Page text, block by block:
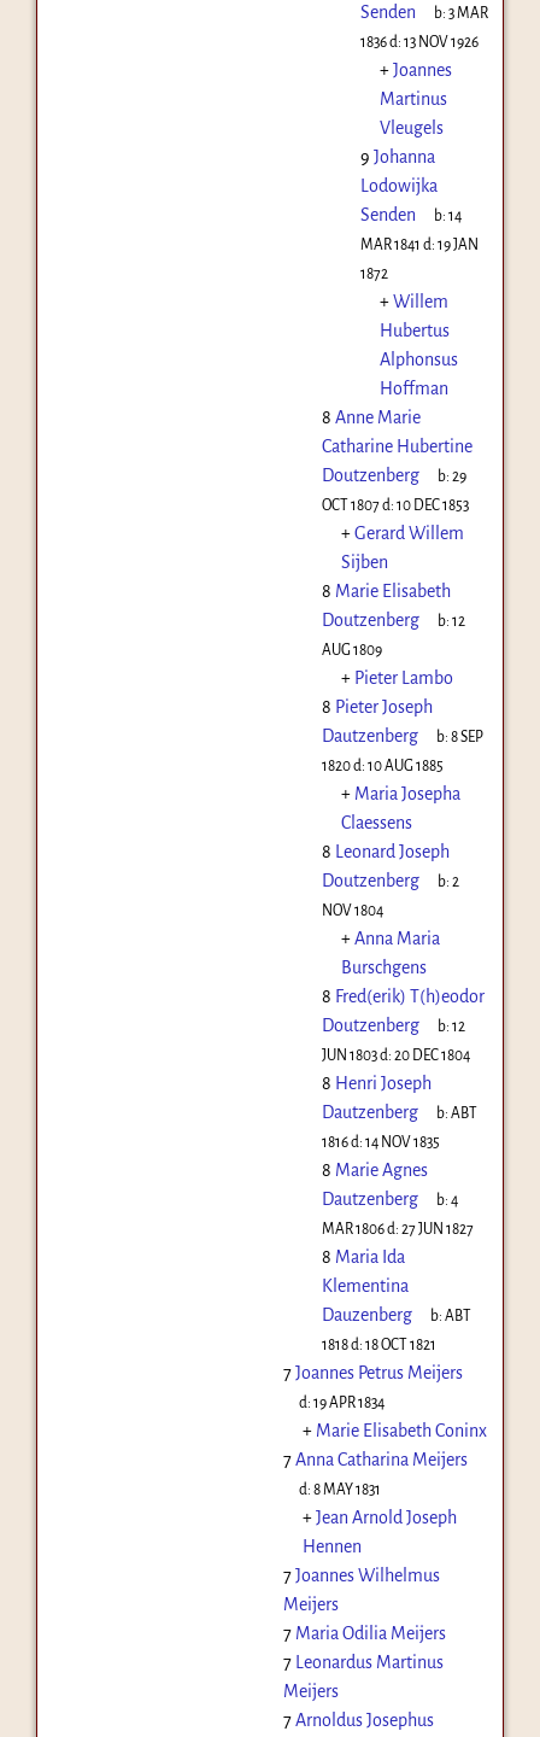
Senden
b:3 MAR
1836d: 13 NOV 1926
+Joannes
Martinus
Vleugels
9 Johanna
Lodowijka
Senden
b:14
MAR 1841 d: 19 JAN
1872
+Willem
Hubertus
Alphonsus
Hoffman
8 Anne Marie
Catharine Hubertine
Doutzenberg
b:29
OCT 1807d: 10 DEC 1853
+Gerard Willem
Sijben
8 Marie Elisabeth
Doutzenberg
b:12
AUG 1809
+ Pieter Lambo
8 Pieter Joseph
Dautzenberg
b:8 SEP
1820d: 10 AUG 1885
+ Maria Josepha
Claessens
8 Leonard Joseph
Doutzenberg
b:2
NOV 1804
+Anna Maria
Burschgens
8 Fred(erik) T(h)eodor
Doutzenberg
b:12
JUN 1803d: 20 DEC 1804
8 Henri Joseph
Dautzenberg
b:ABT
1816d: 14 NOV 1835
8 Marie Agnes
Dautzenberg
b:4
MAR 1806d: 27 JUN 1827
8 Maria Ida
Klementina
Dauzenberg
b:ABT
1818d: 18 OCT 1821
7Joannes Petrus Meijers
d:19 APR 1834
+ Marie Elisabeth Coninx
7Anna Catharina Meijers
d:8 MAY 1831
+Jean Arnold Joseph
Hennen
7Joannes Wilhelmus
Meijers
7 Maria Odilia Meijers
7 Leonardus Martinus
Meijers
7Arnoldus Josephus